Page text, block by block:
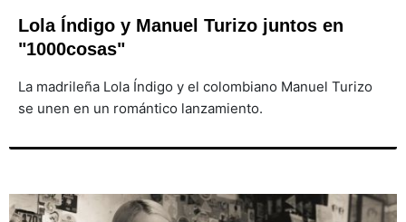
Lola Índigo y Manuel Turizo juntos en
"1000cosas"
La madrileña Lola Índigo y el colombiano Manuel Turizo
se unen en un romántico lanzamiento.